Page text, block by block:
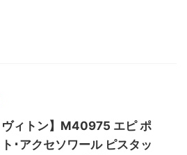
ヴィトン】M40975 エピ ポ
･アクセソワール ピスタッ